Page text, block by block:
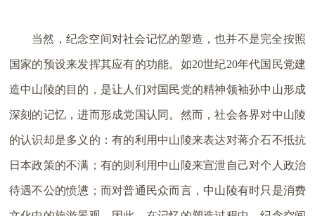
当然，纪念空间对社会记忆的塑造，也并不是完全按照
国家的预设来发挥其应有的功能。如20世纪20年代国民党建
造中山陵的目的，是让人们对国民党的精神领袖孙中山形成
深刻的记忆，进而形成党国认同。然而，社会各界对中山陵
的认识却是多义的：有的利用中山陵来表达对蒋介石不抵抗
日本政策的不满；有的则利用中山陵来宣泄自己对个人政治
待遇不公的愤懑；而对普通民众而言，中山陵有时只是消费